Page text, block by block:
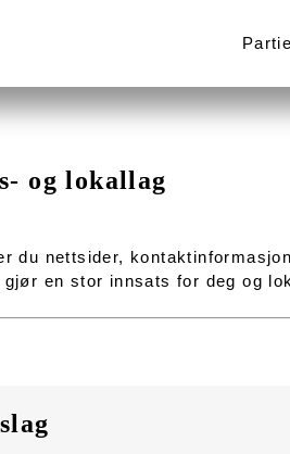
og lokallag
du nettsider,
gjør en stor innsats for deg og